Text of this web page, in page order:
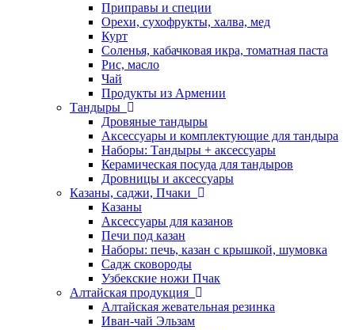
Приправы и специи
Орехи, сухофрукты, халва, мед
Курт
Соленья, кабачковая икра, томатная паста
Рис, масло
Чай
Продукты из Армении
Тандыры
Дровяные тандыры
Аксессуары и комплектующие для тандыра
Наборы: Тандыры + аксессуары
Керамическая посуда для тандыров
Дровницы и аксессуары
Казаны, саджи, Пчаки
Казаны
Аксессуары для казанов
Печи под казан
Наборы: печь, казан с крышкой, шумовка
Садж сковороды
Узбекские ножи Пчак
Алтайская продукция
Алтайская жевательная резинка
Иван-чай Эльзам